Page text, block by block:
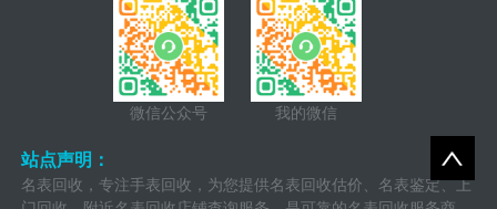
微信公众号 我的微信
站点声明：
名表回收，专注手表回收，为您提供名表回收估价、名表鉴定、上